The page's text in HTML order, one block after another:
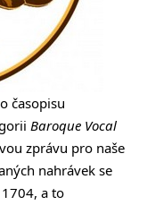
časopisu
Baroque Vocal
zprávu pro naše
nahrávek se
a to